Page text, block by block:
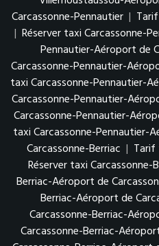
Carcassonne-Pennautier |
| Réserver taxi Carcassonne-
Pennautier-Aéroport de
Carcassonne-Pennautier-
taxi Carcassonne-Pennautier-
Carcassonne-Pennautier-
Carcassonne-Pennautier-
taxi Carcassonne-Pennautier-
Carcassonne-Berriac | Tarif
Réserver taxi Carcassonne-
Berriac-Aéroport de
Berriac-Aéroport de
Carcassonne-Berriac-
Carcassonne-Berriac-